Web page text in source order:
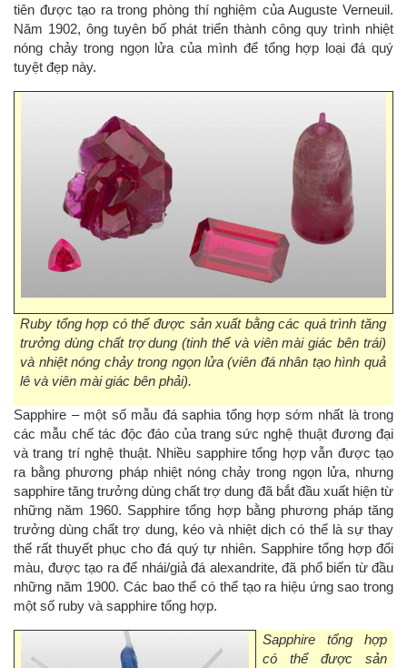
tiên được tạo ra trong phòng thí nghiệm của Auguste Verneuil.
Năm 1902, ông tuyên bố phát triển thành công quy trình nhiệt
nóng chảy trong ngọn lửa của mình để tổng hợp loại đá quý
tuyệt đẹp này.
Ruby tổng hợp có thể được sản xuất bằng các quá trình tăng
trưởng dùng chất trợ dung (tinh thể và viên mài giác bên trái)
và nhiệt nóng chảy trong ngọn lửa (viên đá nhân tạo hình quả
lê và viên mài giác bên phải).
Sapphire – một số mẫu đá saphia tổng hợp sớm nhất là trong
các mẫu chế tác độc đáo của trang sức nghệ thuật đương đại
và trang trí nghệ thuật. Nhiều sapphire tổng hợp vẫn được tạo
ra bằng phương pháp nhiệt nóng chảy trong ngọn lửa, nhưng
sapphire tăng trưởng dùng chất trợ dung đã bắt đầu xuất hiện từ
những năm 1960. Sapphire tổng hợp bằng phương pháp tăng
trưởng dùng chất trợ dung, kéo và nhiệt dịch có thể là sự thay
thế rất thuyết phục cho đá quý tự nhiên. Sapphire tổng hợp đổi
màu, được tạo ra để nhái/giả đá alexandrite, đã phổ biến từ đầu
những năm 1900. Các bao thể có thể tạo ra hiệu ứng sao trong
một số ruby và sapphire tổng hợp.
Sapphire tổng hợp
có thể được sản